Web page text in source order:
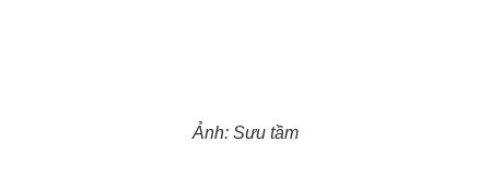
Ảnh: Sưu tầm